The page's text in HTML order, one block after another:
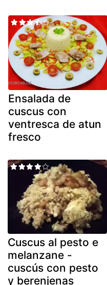
Ensalada de
cuscus con
ventresca de atun
fresco
Cuscus al pesto e
melanzane -
cuscús con pesto
y berenjenas